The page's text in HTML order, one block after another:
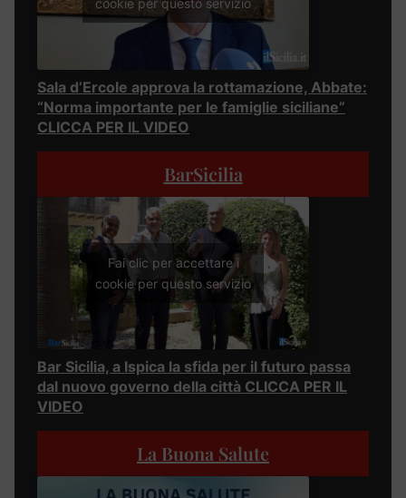
cookie per questo servizio
Sala d’Ercole approva la rottamazione, Abbate:
“Norma importante per le famiglie siciliane”
CLICCA PER IL VIDEO
BarSicilia
Fai clic per accettare i
cookie per questo servizio
Bar Sicilia, a Ispica la sfida per il futuro passa
dal nuovo governo della città CLICCA PER IL
VIDEO
La Buona Salute